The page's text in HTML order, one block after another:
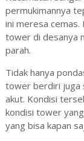
permukimannya
ini meresa cemas.
tower di desanya
parah.
Tidak hanya
tower berdiri juga
akut. Kondisi
kondisi tower
yang bisa kapan